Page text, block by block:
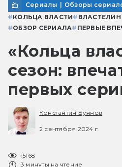
Сериалы | Обзоры
#КОЛЬЦА ВЛАСТИ#
#ОБЗОР СЕРИАЛА# ПЕРВЫЕ
«Кольца
сезон:
первых
Константин Буянов
2 сентября 2024 г.
15168
3 минуты на чтение